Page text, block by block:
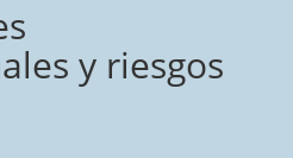
y riesgos